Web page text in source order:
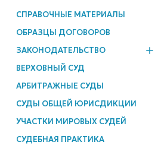
СПРАВОЧНЫЕ МАТЕРИАЛЫ
ОБРАЗЦЫ ДОГОВОРОВ
ЗАКОНОДАТЕЛЬСТВО
ВЕРХОВНЫЙ СУД
АРБИТРАЖНЫЕ СУДЫ
СУДЫ ОБЩЕЙ ЮРИСДИКЦИИ
УЧАСТКИ МИРОВЫХ СУДЕЙ
СУДЕБНАЯ ПРАКТИКА